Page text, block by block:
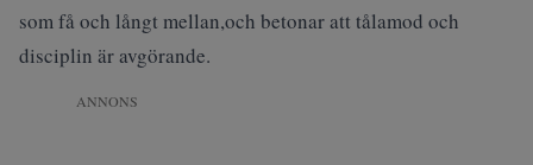
som få och långt mellan,och betonar att tålamod och
disciplin är avgörande.
ANNONS